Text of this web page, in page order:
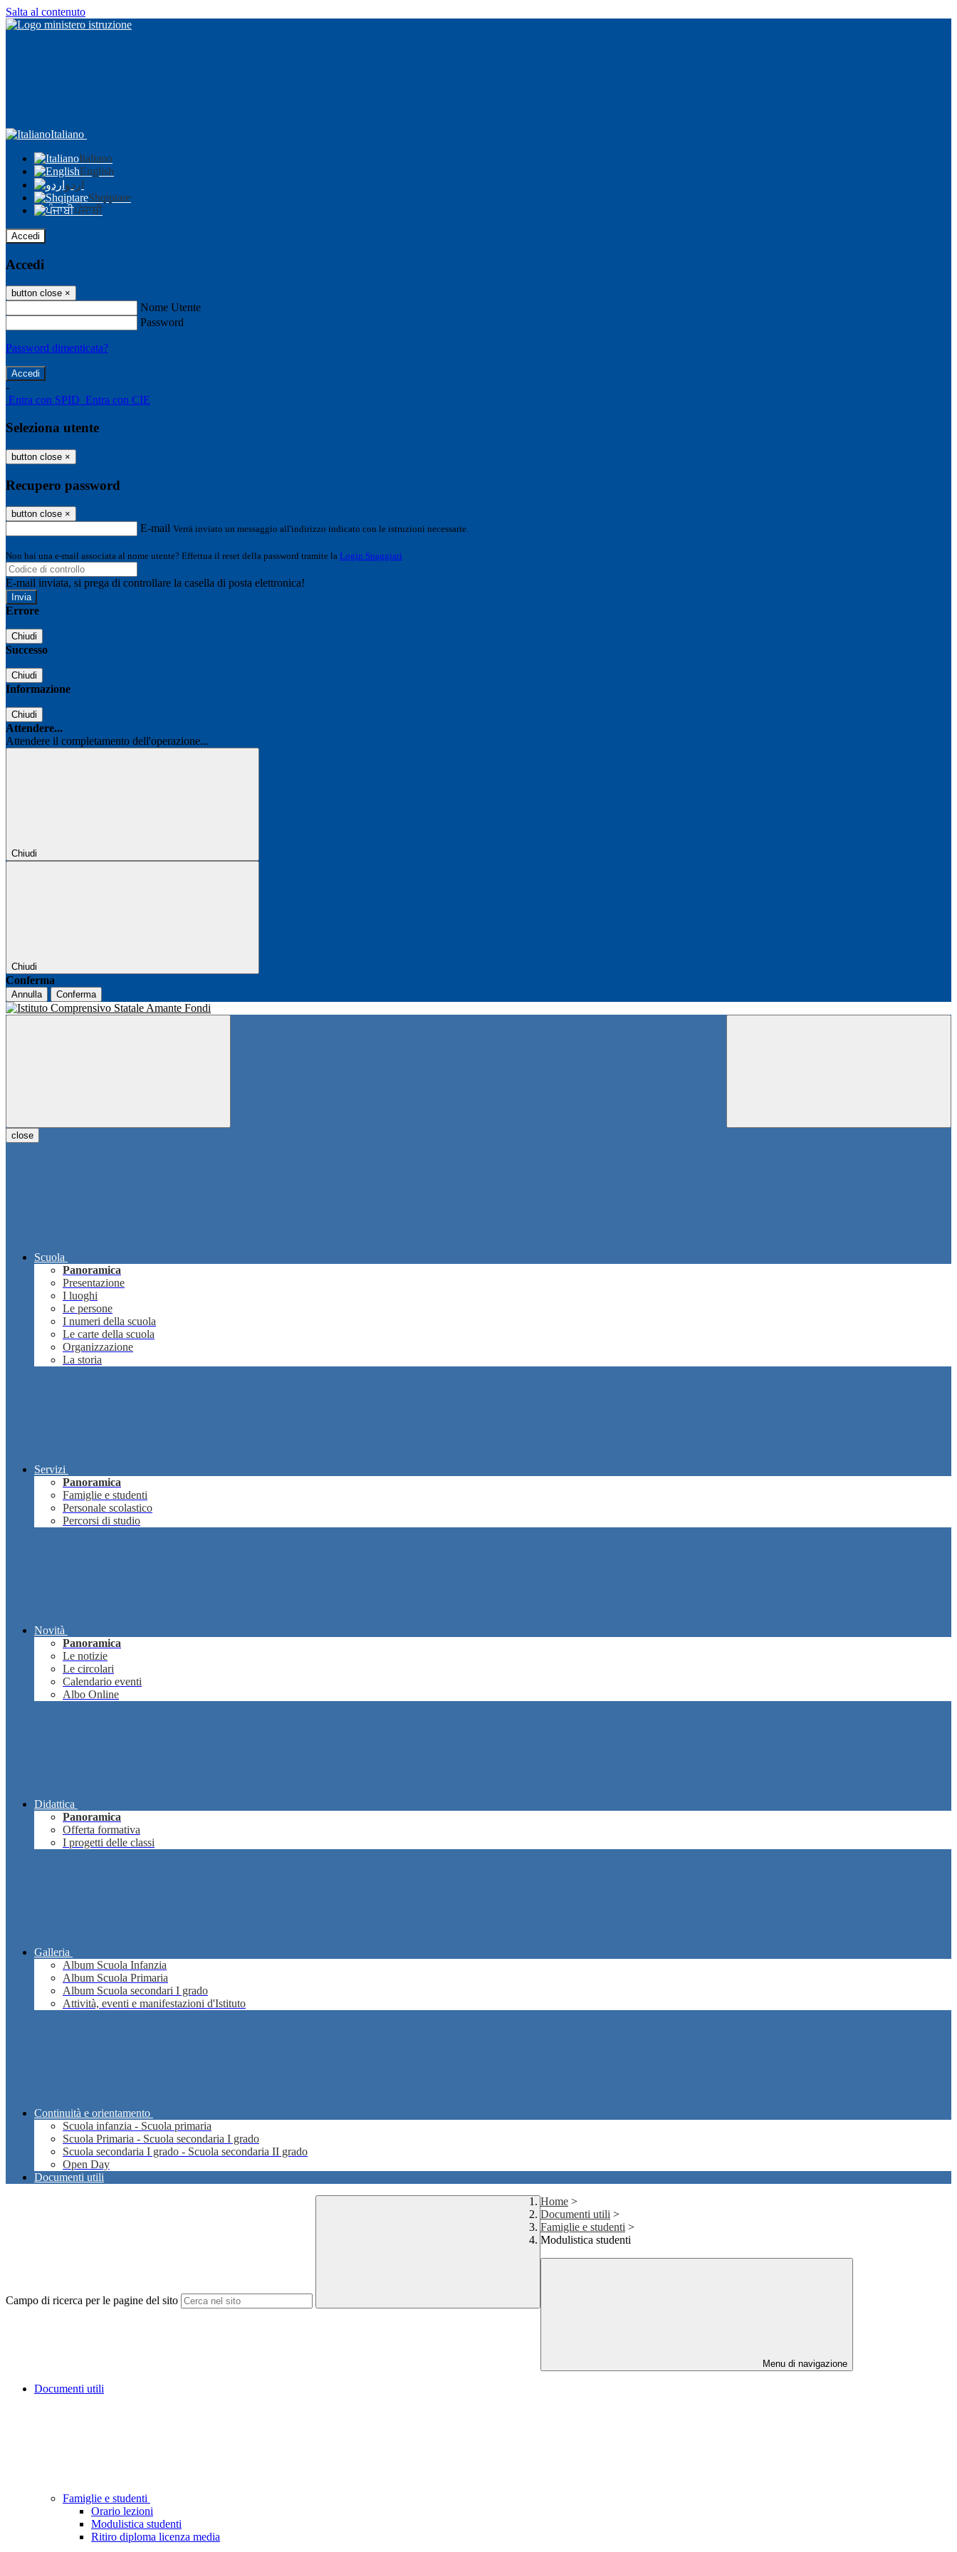
Salta al contenuto
Italiano
Italiano
English
اردو
Shqiptare
ਪੰਜਾਬੀ
Accedi
Accedi
button close ×
Nome Utente
Password
Password dimenticata?
-
Entra con SPID Entra con CIE
Seleziona utente
button close ×
Recupero password
button close ×
E-mail Verrà inviato un messaggio all'indirizzo indicato con le istruzioni necessarie.
Non hai una e-mail associata al nome utente? Effettua il reset della password tramite la Login Spaggiari
E-mail inviata, si prega di controllare la casella di posta elettronica!
Errore
Chiudi
Successo
Chiudi
Informazione
Chiudi
Attendere...
Attendere il completamento dell'operazione...
Chiudi
Chiudi
Conferma
Annulla Conferma
close
Scuola
Panoramica
Presentazione
I luoghi
Le persone
I numeri della scuola
Le carte della scuola
Organizzazione
La storia
Servizi
Panoramica
Famiglie e studenti
Personale scolastico
Percorsi di studio
Novità
Panoramica
Le notizie
Le circolari
Calendario eventi
Albo Online
Didattica
Panoramica
Offerta formativa
I progetti delle classi
Galleria
Album Scuola Infanzia
Album Scuola Primaria
Album Scuola secondari I grado
Attività, eventi e manifestazioni d'Istituto
Continuità e orientamento
Scuola infanzia - Scuola primaria
Scuola Primaria - Scuola secondaria I grado
Scuola secondaria I grado - Scuola secondaria II grado
Open Day
Documenti utili
Campo di ricerca per le pagine del sito
Home >
Documenti utili >
Famiglie e studenti >
Modulistica studenti
Menu di navigazione
Documenti utili
Famiglie e studenti
Orario lezioni
Modulistica studenti
Ritiro diploma licenza media